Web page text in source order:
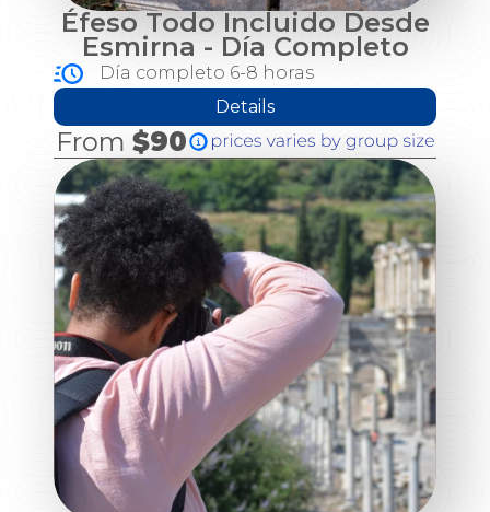
Éfeso Todo Incluido Desde
Esmirna - Día Completo
Día completo 6-8 horas
Details
From $90